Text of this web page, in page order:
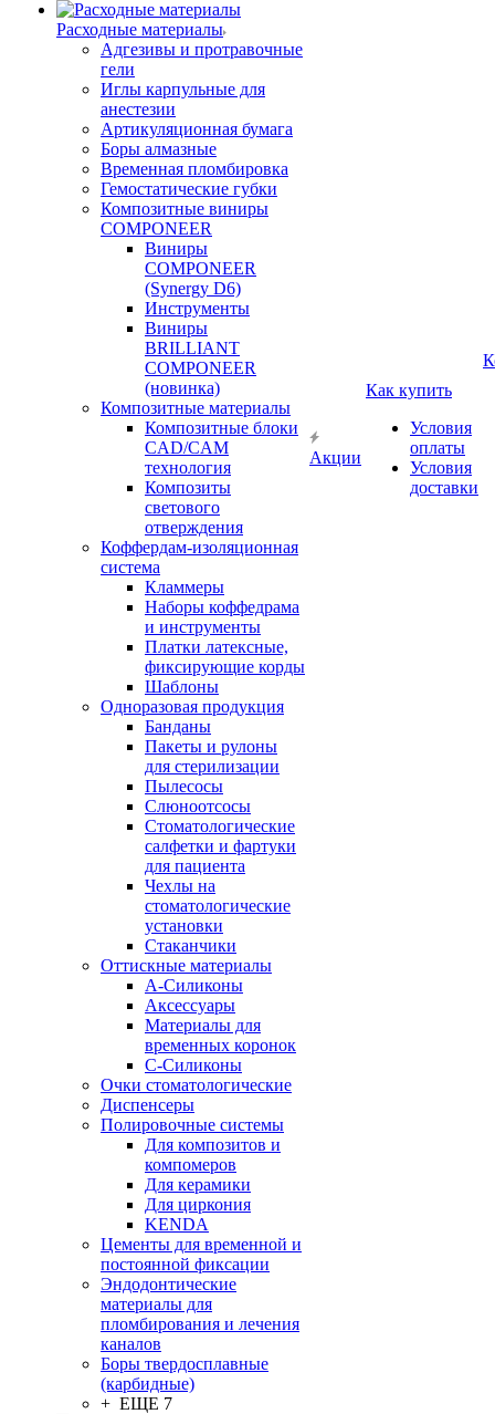
Расходные материалы
Адгезивы и протравочные
гели
Иглы карпульные для
анестезии
Артикуляционная бумага
Боры алмазные
Временная пломбировка
Гемостатические губки
Композитные виниры
COMPONEER
Виниры
COMPONEER
(Synergy D6)
Инструменты
Виниры
BRILLIANT
COMPONEER
(новинка)
Композитные материалы
Композитные блоки
CAD/СAM
технология
Композиты
светового
отверждения
Коффердам-изоляционная
система
Кламмеры
Наборы коффедрама
и инструменты
Платки латексные,
фиксирующие корды
Шаблоны
Одноразовая продукция
Банданы
Пакеты и рулоны
для стерилизации
Пылесосы
Слюноотсосы
Стоматологические
салфетки и фартуки
для пациента
Чехлы на
стоматологические
установки
Стаканчики
Оттискные материалы
А-Силиконы
Аксессуары
Материалы для
временных коронок
С-Силиконы
Очки стоматологические
Диспенсеры
Полировочные системы
Для композитов и
компомеров
Для керамики
Для циркония
KENDA
Цементы для временной и
постоянной фиксации
Эндодонтические
материалы для
пломбирования и лечения
каналов
Боры твердосплавные
(карбидные)
+ ЕЩЕ 7
Акции
Как купить
Условия
оплаты
Условия
доставки